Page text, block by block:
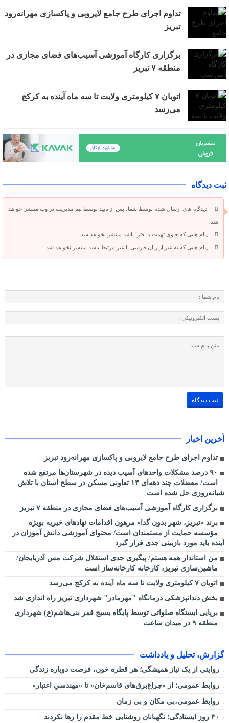
تداوم اجرای طرح جامع لایروبی و پاکسازی مهرانه‌رود
تبریز
برگزاری کارگاه آموزشی آسیب‌های فضای مجازی در
منطقه ۷ تبریز
اتوبان ۷ کیلومتری ولایت تا سه ماه آینده به کرکج
می‌رسد
ثبت دیدگاه
دیدگاه های ارسال شده توسط شما، پس از تایید توسط تیم مدیریت در وب منتشر خواهد
شد.
پیام هایی که حاوی تهمت یا افترا باشد منتشر نخواهد شد.
پیام هایی که به غیر از زبان فارسی یا غیر مرتبط باشد منتشر نخواهد شد.
آخرین اخبار
تداوم اجرای طرح جامع لایروبی و پاکسازی مهرانه‌رود تبریز
٩٠ درصد مشکلات واحدهای آسیب دیده در شهرستان‌ها مرتفع شده
است/ معضلات چند دهه‌ای ١٣ تعاونی مسکن در سطح استان با تلاش
شبانه‌روزی حل شده است
برگزاری کارگاه آموزشی آسیب‌های فضای مجازی در منطقه ۷ تبریز
برند «تبریز، شهر بدون گدا» مرهون اقدامات نهادهای خیریه بویژه
مؤسسه حمایت از مستمندان است/ محتوای آموزشی دانش آموزان در
آینده باید مورد بازبینی جدی قرار گیرد
من استاندار همه هستم/ پیگیری جدی استقلال شرکت مس آذربایجان/
ماشین‌سازی تبریز، کارخانه کارخانه‌ساز است
اتوبان ۷ کیلومتری ولایت تا سه ماه آینده به کرکج می‌رسد
بخش دندانپزشکی درمانگاه "مهرمادر" شهرداری تبریز راه اندازی شد
برپایی ایستگاه صلواتی توسط پایگاه بسیج قمر بنی‌هاشم(ع) شهرداری
منطقه ۹ در میدان ساعت
گزارش، تحلیل و یادداشت
روایتی از یک نیاز همیشگی؛ هر قطره خون، فرصت دوباره زندگی
روابط عمومی؛ از «چراغ‌برق‌های قاسم‌خان» تا «مهندسیِ اعتبار»
روابط عمومی،بی مکان و بی زمان